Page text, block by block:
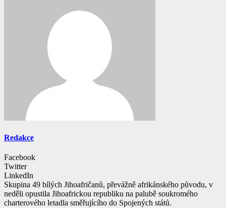
Redakce
Facebook
Twitter
LinkedIn
Skupina 49 bílých Jihoafričanů, převážně afrikánského původu, v
neděli opustila Jihoafrickou republiku na palubě soukromého
charterového letadla směřujícího do Spojených států.